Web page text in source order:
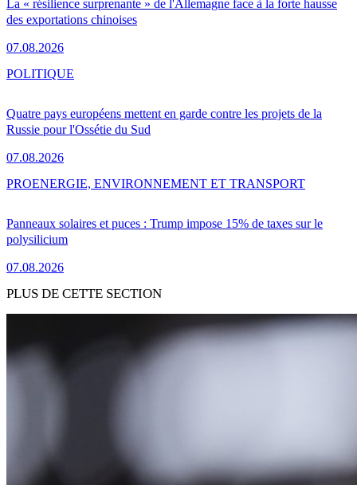
La « résilience surprenante » de l'Allemagne face à la forte hausse
des exportations chinoises
07.08.2026
Quatre pays européens mettent en garde contre les projets de la
Russie pour l'Ossétie du Sud
07.08.2026
POLITIQUE
Panneaux solaires et puces : Trump impose 15% de taxes sur le
polysilicium
07.08.2026
PROENERGIE, ENVIRONNEMENT ET TRANSPORT
PLUS DE CETTE SECTION